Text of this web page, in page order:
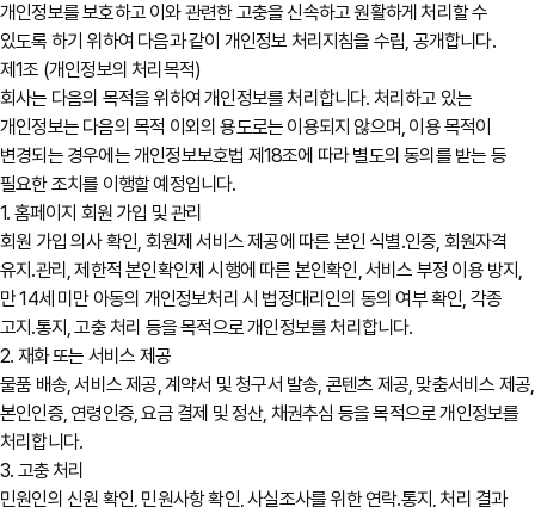
개인정보를 보호하고 이와 관련한 고충을 신속하고 원활하게 처리할 수
있도록 하기 위하여 다음과 같이 개인정보 처리지침을 수립, 공개합니다.
제1조 (개인정보의 처리목적)
회사는 다음의 목적을 위하여 개인정보를 처리합니다. 처리하고 있는
개인정보는 다음의 목적 이외의 용도로는 이용되지 않으며, 이용 목적이
변경되는 경우에는 개인정보보호법 제18조에 따라 별도의 동의를 받는 등
필요한 조치를 이행할 예정입니다.
1. 홈페이지 회원 가입 및 관리
회원 가입 의사 확인, 회원제 서비스 제공에 따른 본인 식별․인증, 회원자격
유지․관리, 제한적 본인확인제 시행에 따른 본인확인, 서비스 부정 이용 방지,
만 14세 미만 아동의 개인정보처리 시 법정대리인의 동의 여부 확인, 각종
고지․통지, 고충 처리 등을 목적으로 개인정보를 처리합니다.
2. 재화 또는 서비스 제공
물품 배송, 서비스 제공, 계약서 및 청구서 발송, 콘텐츠 제공, 맞춤서비스 제공,
본인인증, 연령인증, 요금 결제 및 정산, 채권추심 등을 목적으로 개인정보를
처리합니다.
3. 고충 처리
민원인의 신원 확인, 민원사항 확인, 사실조사를 위한 연락․통지, 처리 결과